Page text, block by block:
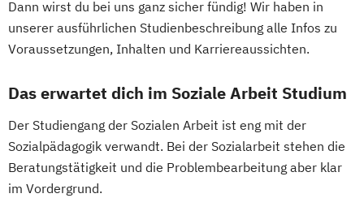
Soziale Arbeit
Wirtschaftsinformatik
IT-Security
Integriertes Risikomanagement
Kinder- und Familienzentrierte Soziale
Logopädie*
Molecular Biotechnology
Molekulare Biotechnologie
Multilingual Technologies
Dann wirst du bei uns ganz sicher fündig! Wir haben in
unserer ausführlichen Studienbeschreibung alle Infos zu
Voraussetzungen, Inhalten und Karriereaussichten.
Das erwartet dich im Soziale Arbeit Studium
Der Studiengang der Sozialen Arbeit ist eng mit der
Sozialpädagogik verwandt. Bei der Sozialarbeit stehen die
Beratungstätigkeit und die Problembearbeitung aber klar
im Vordergrund.